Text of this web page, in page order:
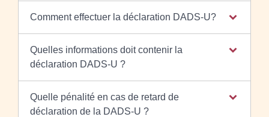
Comment effectuer la déclaration DADS-U?
Quelles informations doit contenir la
déclaration DADS-U ?
Quelle pénalité en cas de retard de
déclaration de la DADS-U ?